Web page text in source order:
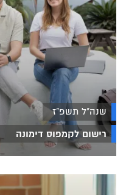
שנה"ל תשפ"ז
רישום לקמפוס דימונה